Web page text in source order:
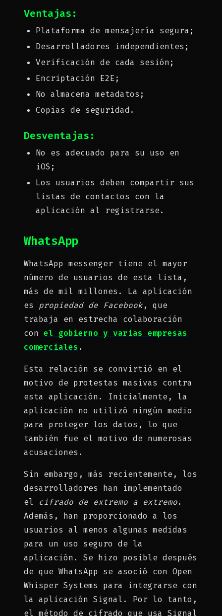
Ventajas:
Plataforma de mensajería segura;
Desarrolladores independientes;
Verificación de cada sesión;
Encriptación E2E;
No almacena metadatos;
Copias de seguridad.
Desventajas:
No es adecuado para su uso en
iOS;
Los usuarios deben compartir sus
listas de contactos con la
aplicación al registrarse.
WhatsApp
WhatsApp messenger tiene el mayor
número de usuarios de esta lista,
más de mil millones. La aplicación
es propiedad de Facebook, que
trabaja en estrecha colaboración
con el gobierno y varias empresas
comerciales .
Esta relación se convirtió en el
motivo de protestas masivas contra
esta aplicación. Inicialmente, la
aplicación no utilizó ningún medio
para proteger los datos, lo que
también fue el motivo de numerosas
acusaciones.
Sin embargo, más recientemente, los
desarrolladores han implementado
el cifrado de extremo a extremo.
Además, han proporcionado a los
usuarios al menos algunas medidas
para un uso seguro de la
aplicación. Se hizo posible después
de que WhatsApp se asoció con Open
Whisper Systems para integrarse con
la aplicación Signal. Por lo tanto,
el método de cifrado que usa Signal